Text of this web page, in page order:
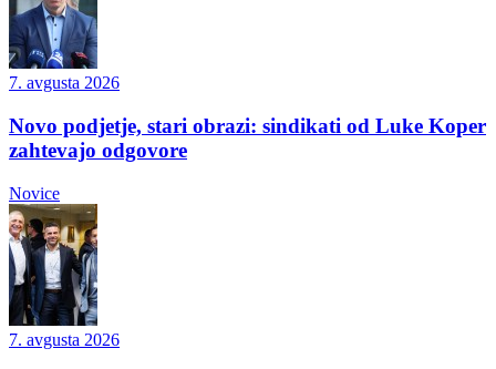
7. avgusta 2026
Novo podjetje, stari obrazi: sindikati od Luke Koper
zahtevajo odgovore
Novice
7. avgusta 2026